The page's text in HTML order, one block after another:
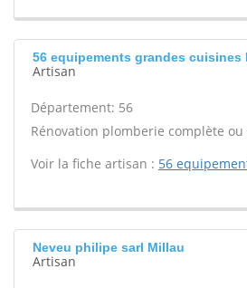
56 equipements grandes cuisines
Artisan
Département: 56
Rénovation plomberie complète
Voir la fiche artisan : 56
Neveu philipe sarl Millau
Artisan